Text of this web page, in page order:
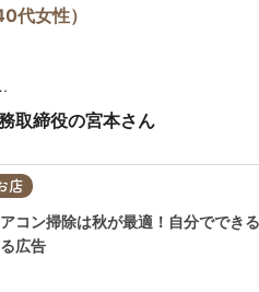
代女性）
取締役の宮本さん
店
コン掃除は秋が最適！自分ででき
広告